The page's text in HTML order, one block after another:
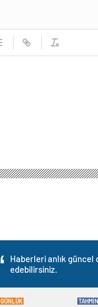
Haberleri anlık
edebilirsiniz.
GÜNLÜK